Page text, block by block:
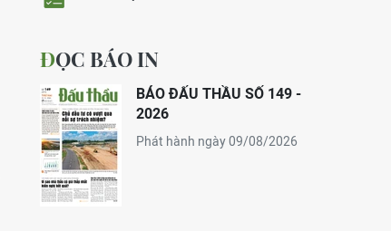
ĐỌC BÁO IN
BÁO ĐẤU THẦU SỐ 149 -
2026
Phát hành ngày 09/08/2026